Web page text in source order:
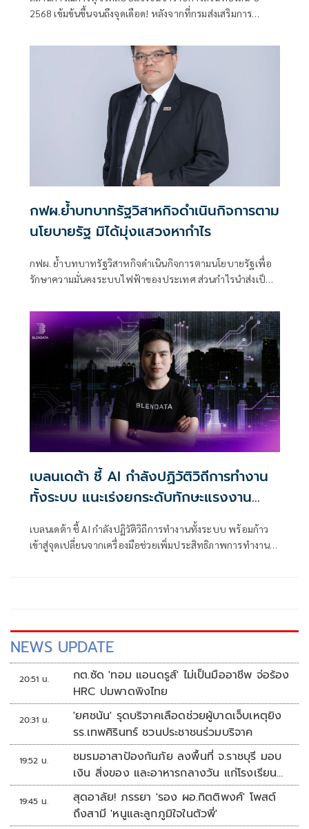
2568 เข้มข้นขึ้นจนถึงจุดเดือด! หลังจากที่กรมส่งเสริมการ
ระบบอย่างอุกอาจ
กฟผ.ย้ำบทบาทรัฐวิสาหกิจดำเนินกิจการตาม
นโยบายรัฐ มิได้มุ่งแสวงหากำไร
กฟผ. ย้ำบทบาทรัฐวิสาหกิจดำเนินกิจการตามนโยบายรัฐเพื่อ
รักษาความมั่นคงระบบไฟฟ้าของประเทศ ส่วนกำไรนำส่งเป็น
ผลิตไฟฟ้าเพื่อค่าไฟที่เป็นธรรม
เบลนเดต้า ชี้ AI กำลังปฏิวัติวิถีการทำงาน
ทั้งระบบ แนะเร่งยกระดับทักษะแรงงาน
เบลนเดต้า ชี้ AI กำลังปฏิวัติวิถีการทำงานทั้งระบบ พร้อมก้าว
เข้าสู่จุดเปลี่ยนจากเครื่องมือช่วยเพิ่มประสิทธิภาพการทำงาน สู่
NEWS UPDATE
20:51 น.
กต.ซัด 'ทอม แอนดรูส์' ไม่เป็นมืออาชีพ จ่อร้อง
HRC ปมพาดพิงไทย
20:31 น.
'ยศชนัน' รุดบริจาคเลือดช่วยผู้บาดเจ็บเหตุยิง
รร.เทพศิรินทร์ ชวนประชาชนร่วมบริจาค
19:52 น.
ชมรมอาสาป้องกันภัย ลงพื้นที่ จ.ราชบุรี มอบ
เงิน สิ่งของ และอาหารกลางวัน แก่โรงเรียน
บ้านหนองน้ำใส
19:45 น.
สุดอาลัย! ภรรยา 'รอง ผอ.กิตติพงศ์' โพสต์
ถึงสามี 'หนูและลูกภูมิใจในตัวพี่'